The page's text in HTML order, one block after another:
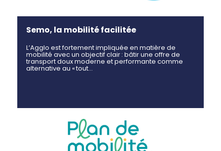
Semo, la mobilité facilitée
L’Agglo est fortement impliquée en matière de
mobilité avec un objectif clair : bâtir une offre de
transport doux moderne et performante comme
alternative au « tout…